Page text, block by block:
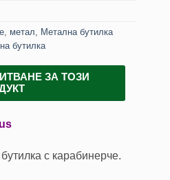
, метал, Метална бутилка
бутилка
ЗА ТОЗИ
с карабинерче.